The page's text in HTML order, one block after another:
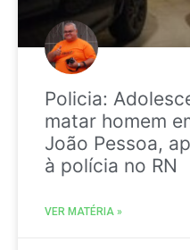
Policia:
matar homem
João Pessoa,
à polícia no RN
VER MATÉRIA »